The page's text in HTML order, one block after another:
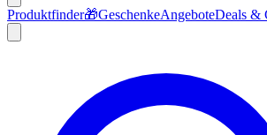
Produktfinder🎁GeschenkeAngeboteDeals &